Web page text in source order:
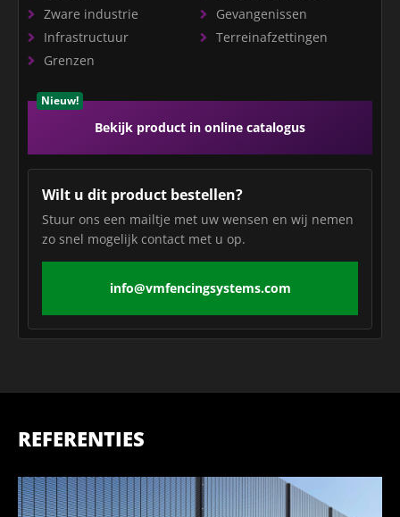
Zware industrie
Gevangenissen
Infrastructuur
Terreinafzettingen
Grenzen
Bekijk product in online catalogus
Nieuw!
Wilt u dit product bestellen?
Stuur ons een mailtje met uw wensen en wij nemen
zo snel mogelijk contact met u op.
info@vmfencingsystems.com
REFERENTIES